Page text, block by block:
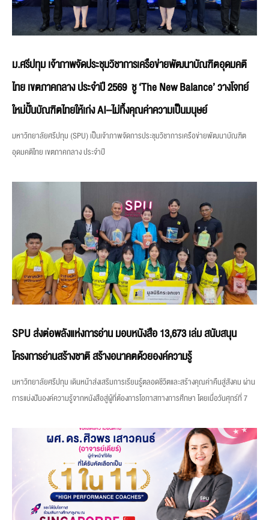
ม.ศรีปทุม เจ้าภาพจัดประชุมวิชาการเครือข่ายพัฒนาบัณฑิตอุดมคติ
ไทย เขตภาคกลาง ประจำปี 2569 ชู ‘The New Balance’ วางโจทย์
ใหม่ปั้นบัณฑิตไทยให้เก่ง AI–ไม่ทิ้งคุณค่าความเป็นมนุษย์
มหาวิทยาลัยศรีปทุม (SPU) เป็นเจ้าภาพจัดการประชุมวิชาการเครือข่ายพัฒนาบัณฑิต
อุดมคติไทย เขตภาคกลาง ประจำปี
SPU ส่งต่อพลังแห่งการอ่าน มอบหนังสือ 13,673 เล่ม สนับสนุน
โครงการอ่านสร้างชาติ สร้างอนาคตด้วยองค์ความรู้
มหาวิทยาลัยศรีปทุม เดินหน้าส่งเสริมการเรียนรู้ตลอดชีวิตและสร้างคุณค่าคืนสู่สังคม ผ่าน
การแบ่งปันองค์ความรู้จากหนังสือสู่ผู้ที่ต้องการโอกาสทางการศึกษา โดยเมื่อวันศุกร์ที่ 7